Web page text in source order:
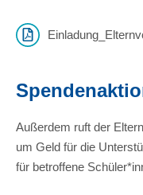
Außerdem ruft der
um Geld für die
für betroffene